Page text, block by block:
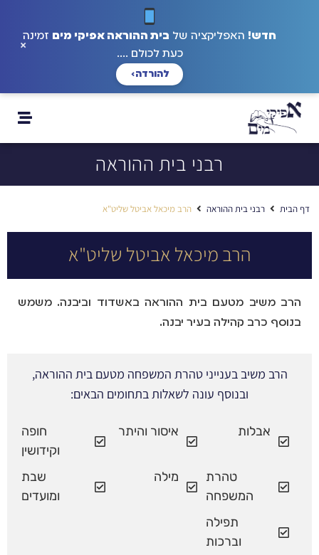
חדש! האפליקציה של בית ההוראה אפיקי מים זמינה
כעת לכולם ....
להורדה›
×
רבני בית ההוראה
דף הבית רבני בית ההוראה הרב מיכאל אביטל שליט"א
הרב מיכאל אביטל שליט"א
הרב משיב מטעם בית ההוראה באשדוד וביבנה. משמש
בנוסף כרב קהילה בעיר יבנה.
הרב משיב בענייני טהרת המשפחה מטעם בית ההוראה,
ובנוסף עונה לשאלות בתחומים הבאים:
אבלות איסור והיתר
חופה
וקידושין
טהרת
המשפחה
מילה
שבת
ומועדים
תפילה
וברכות